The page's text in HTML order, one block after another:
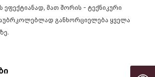
მათ შორის - ტექნიკური
განხორციელება ყველა